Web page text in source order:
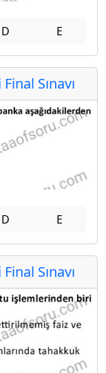
D E
Sınavı
D E
Sınavı